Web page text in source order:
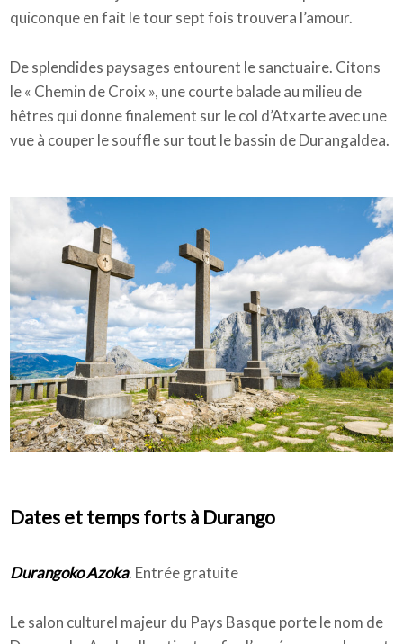
quiconque en fait le tour sept fois trouvera l’amour.
De splendides paysages entourent le sanctuaire. Citons
le « Chemin de Croix », une courte balade au milieu de
hêtres qui donne finalement sur le col d’Atxarte avec une
vue à couper le souffle sur tout le bassin de Durangaldea.
Dates et temps forts à Durango
Durangoko Azoka. Entrée gratuite
Le salon culturel majeur du Pays Basque porte le nom de